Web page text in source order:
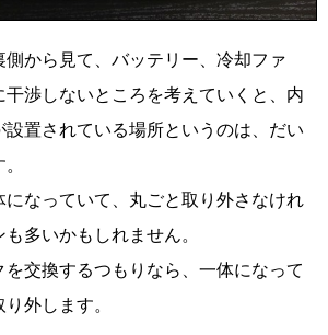
側から見て、バッテリー、冷却ファ
干渉しないところを考えていくと、内
置されている場所というのは、だい
になっていて、丸ごと取り外さなけれ
多いかもしれません。
交換するつもりなら、一体になって
外します。